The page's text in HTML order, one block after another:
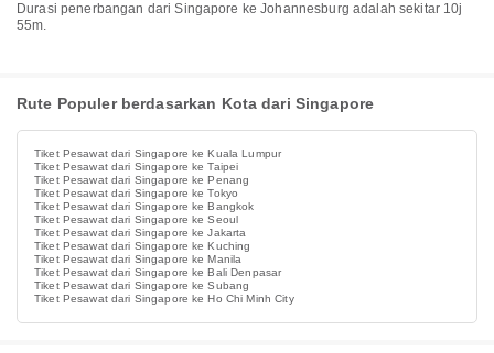
Durasi penerbangan dari Singapore ke Johannesburg adalah sekitar 10j
55m.
Rute Populer berdasarkan Kota dari Singapore
Tiket Pesawat dari Singapore ke Kuala Lumpur
Tiket Pesawat dari Singapore ke Taipei
Tiket Pesawat dari Singapore ke Penang
Tiket Pesawat dari Singapore ke Tokyo
Tiket Pesawat dari Singapore ke Bangkok
Tiket Pesawat dari Singapore ke Seoul
Tiket Pesawat dari Singapore ke Jakarta
Tiket Pesawat dari Singapore ke Kuching
Tiket Pesawat dari Singapore ke Manila
Tiket Pesawat dari Singapore ke Bali Denpasar
Tiket Pesawat dari Singapore ke Subang
Tiket Pesawat dari Singapore ke Ho Chi Minh City